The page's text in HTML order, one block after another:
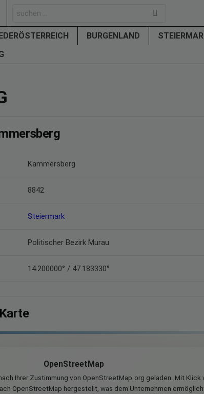
for:
BURGENLAND
Kammersberg
8842
Steiermark
Politischer Bezirk Murau
14.200000° / 47.183330°
OpenStreetMap
Ihrer Zustimmung von OpenStreetMap.org geladen. Mit Klick
OpenStreetMap hergestellt, was dem Unternehmen